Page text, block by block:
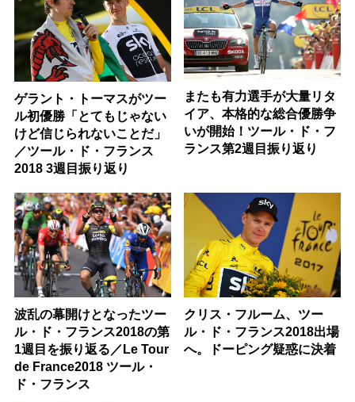
ゲラント・トーマスがツー
ル初優勝「とてもじゃない
けど信じられないことだ」
／ツール・ド・フランス
2018 3週目振り返り
またも有力選手が大量リタ
イア、本格的な総合優勝争
いが開始！ツール・ド・フ
ランス第2週目振り返り
波乱の幕開けとなったツー
ル・ド・フランス2018の第
1週目を振り返る／Le Tour
de France2018 ツール・
ド・フランス
クリス・フルーム、ツー
ル・ド・フランス2018出場
へ。ドーピング疑惑に決着